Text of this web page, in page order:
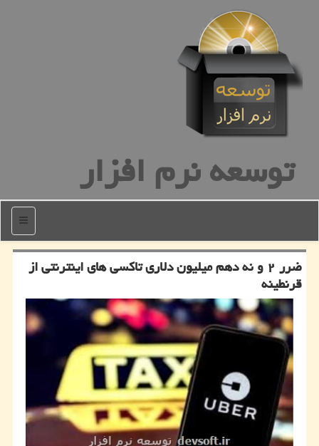
توسعه نرم افزار
منو
ضرر ۲ و نه دهم میلیون دلاری تاكسی های اینترنتی از
قرنطینه